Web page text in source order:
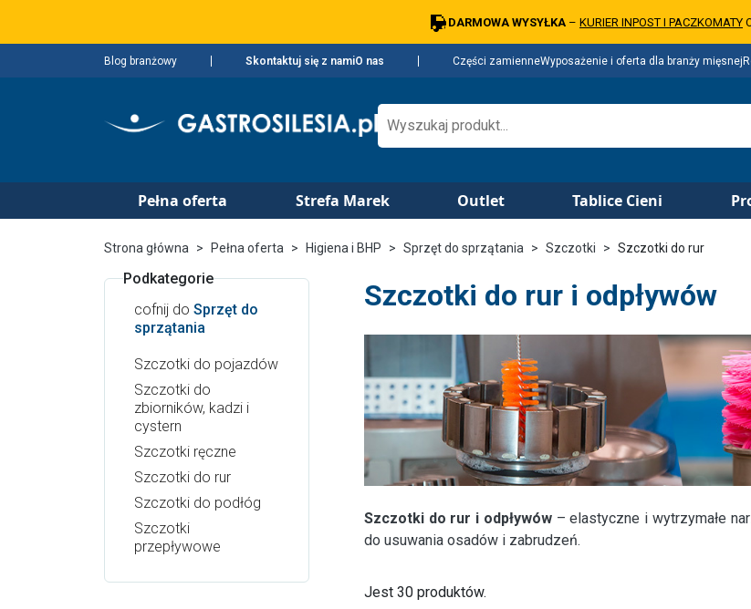
DARMOWA WYSYŁKA – KURIER INPOST I PACZKOMATY
Blog branżowy Skontaktuj się z namiO nas Części zamienneWyposażenie i oferta dla branży mięsnej
Pełna oferta Strefa Marek Outlet Tablice Cieni
Strona główna Pełna oferta Higiena i BHP Sprzęt do sprzątania Szczotki Szczotki do rur
Podkategorie
cofnij do Sprzęt do
sprzątania
Szczotki do pojazdów
Szczotki do
zbiorników, kadzi i
cystern
Szczotki ręczne
Szczotki do rur
Szczotki do podłóg
Szczotki
przepływowe
Szczotki do rur i odpływów
Szczotki do rur i odpływów– elastyczne i wytrzymałe
do usuwania osadów i zabrudzeń.
Jest 30 produktów.